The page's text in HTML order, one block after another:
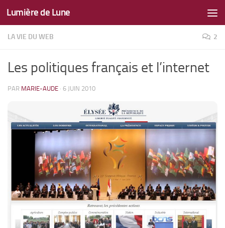
Skip to content
Lumière de Lune
LA VIE DU WEB 2
Les politiques français et l’internet
PAR MARIE-AUDE · 6 JUIN 2010